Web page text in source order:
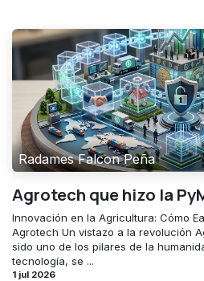
Radames Falcon Peña
Agrotech que hizo la
Innovación en la Agricultura: Cómo
Agrotech Un vistazo a la revolución
sido uno de los pilares de la
tecnología, se ...
1 jul 2026